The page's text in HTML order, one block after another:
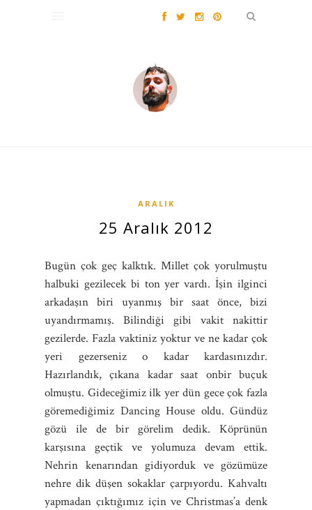
ARALIK
25 Aralık 2012
Bugün çok geç kalktık. Millet çok yorulmuştu
halbuki gezilecek bi ton yer vardı. İşin ilginci
arkadaşın biri uyanmış bir saat önce, bizi
uyandırmamış. Bilindiği gibi vakit nakittir
gezilerde. Fazla vaktiniz yoktur ve ne kadar çok
yeri gezerseniz o kadar kardasınızdır.
Hazırlandık, çıkana kadar saat onbir buçuk
olmuştu. Gideceğimiz ilk yer dün gece çok fazla
göremediğimiz Dancing House oldu. Gündüz
gözü ile de bir görelim dedik. Köprünün
karşısına geçtik ve yolumuza devam ettik.
Nehrin kenarından gidiyorduk ve gözümüze
nehre dik düşen sokaklar çarpıyordu. Kahvaltı
yapmadan çıktığımız için ve Christmas’a denk